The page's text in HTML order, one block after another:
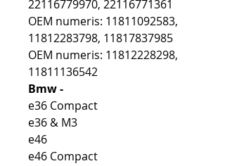
22116779970, 22116771361
OEM numeris: 11811092583,
11812283798, 11817837985
OEM numeris: 11812228298,
11811136542
Bmw -
e36 Compact
e36 & M3
e46
e46 Compact